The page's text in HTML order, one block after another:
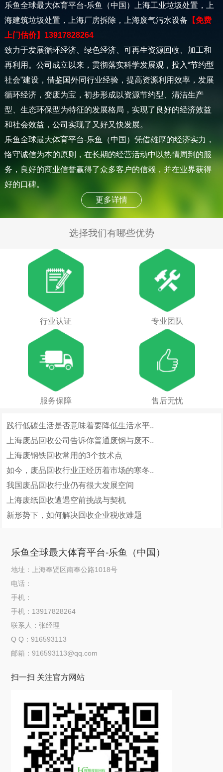
乐鱼全球最大体育平台-乐鱼（中国）上海工业垃圾处置，上
海建筑垃圾处置，上海厂房拆除，上海废气污水设备 【免费
上门估价】13917828264
致力于发展循环经济、绿色经济、可再生资源回收、加工和
再利用。公司成立以来，贯彻落实科学发展观，投入“节约型
社会”建设，借鉴国外同行业经验，提高资源利用效率，发展
循环经济，变废为宝，初步形成以资源节约型、清洁生产
型、生态环保型为特征的发展格局，实现了良好的经济效益
和社会效益，公司实现了又好又快发展。
乐鱼全球最大体育平台-乐鱼（中国）凭借雄厚的经济实力，
恪守诚信为本的原则，在长期的经营活动中以热情周到的服
务，良好的商业信誉赢得了众多客户的信赖，并在业界获得
好的口碑。
更多详情
选择我们有哪些优势
行业认证 专业团队
服务保障 售后无忧
践行低碳生活是否意味着要降低生活水平..
上海废品回收公司告诉你普通废钢与废不..
上海废钢铁回收常用的3个技术点
如今，废品回收行业正经历着市场的寒冬..
我国废品回收行业仍有很大发展空间
上海废纸回收遭遇空前挑战与契机
新形势下，如何解决回收企业税收难题
乐鱼全球最大体育平台-乐鱼（中国）
地址：上海奉贤区南奉公路1018号
电话：
手机：
手机：13917828264
联系人：张经理
Q Q：916593113
邮箱：916593113@qq.com
扫一扫 关注官方网站